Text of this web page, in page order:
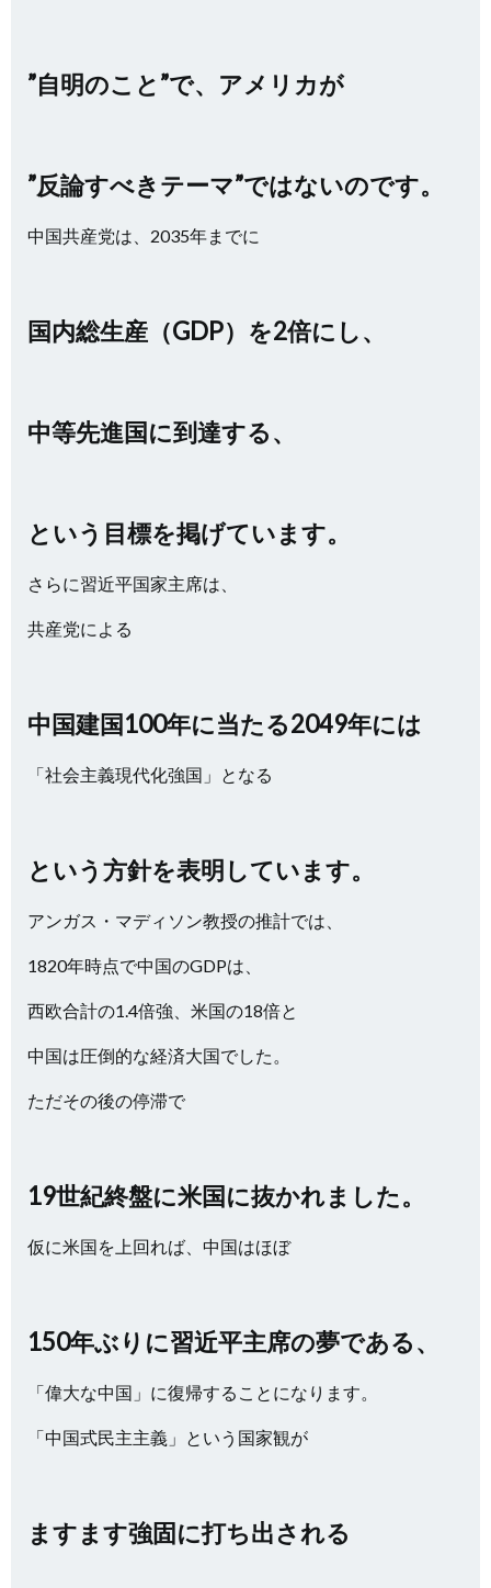
”自明のこと”で、アメリカが
”反論すべきテーマ”ではないのです。
中国共産党は、2035年までに
国内総生産（GDP）を2倍にし、
中等先進国に到達する、
という目標を掲げています。
さらに習近平国家主席は、
共産党による
中国建国100年に当たる2049年には
「社会主義現代化強国」となる
という方針を表明しています。
アンガス・マディソン教授の推計では、
1820年時点で中国のGDPは、
西欧合計の1.4倍強、米国の18倍と
中国は圧倒的な経済大国でした。
ただその後の停滞で
19世紀終盤に米国に抜かれました。
仮に米国を上回れば、中国はほぼ
150年ぶりに習近平主席の夢である、
「偉大な中国」に復帰することになります。
「中国式民主主義」という国家観が
ますます強固に打ち出される